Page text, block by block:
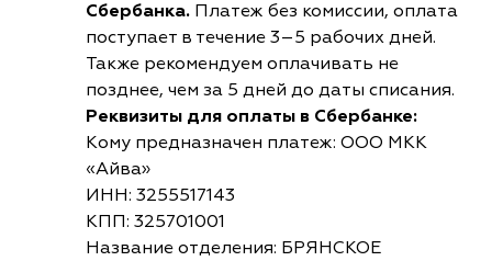
Сбербанка. Платеж без комиссии, оплата
поступает в течение 3–5 рабочих дней.
Также рекомендуем оплачивать не
позднее, чем за 5 дней до даты списания.
Реквизиты для оплаты в Сбербанке:
Кому предназначен платеж: ООО МКК
«Айва»
ИНН: 3255517143
КПП: 325701001
Название отделения: БРЯНСКОЕ